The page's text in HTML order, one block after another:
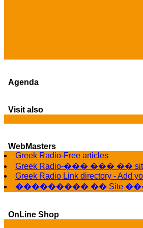
Agenda
Visit also
WebMasters
Greek Radio-Free articles
Greek Radio-��� ��� ��
Greek Radio Link directory - Add
��������� �� Site
OnLine Shop